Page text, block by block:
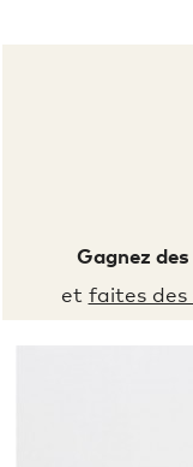
Gagnez
et faites des